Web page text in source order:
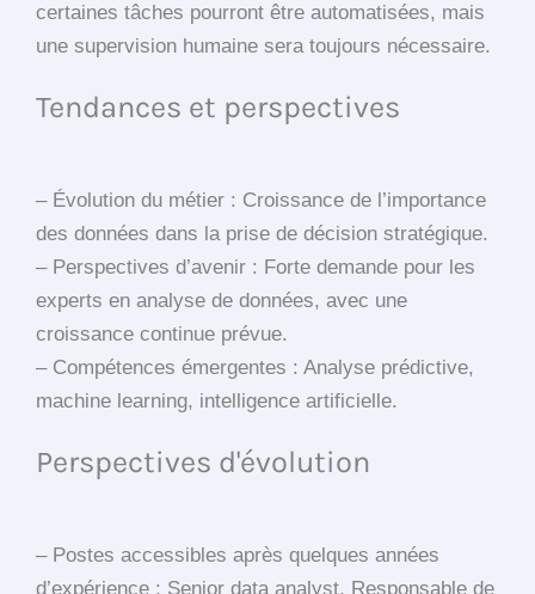
certaines tâches pourront être automatisées, mais
une supervision humaine sera toujours nécessaire.
Tendances et perspectives
– Évolution du métier : Croissance de l’importance
des données dans la prise de décision stratégique.
– Perspectives d’avenir : Forte demande pour les
experts en analyse de données, avec une
croissance continue prévue.
– Compétences émergentes : Analyse prédictive,
machine learning, intelligence artificielle.
Perspectives d'évolution
– Postes accessibles après quelques années
d’expérience : Senior data analyst, Responsable de